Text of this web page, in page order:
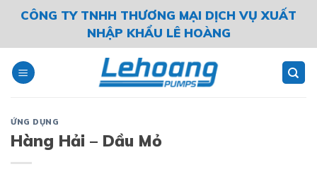
CÔNG TY TNHH THƯƠNG MẠI DỊCH VỤ XUẤT
NHẬP KHẨU LÊ HOÀNG
ỨNG DỤNG
Hàng Hải – Dầu Mỏ